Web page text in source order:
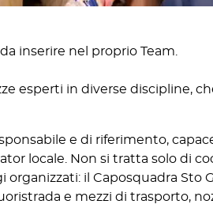
inserire nel proprio Team.
esperti in diverse discipline,
e di riferimento,
locale. Non si tratta solo di
il Caposquadra Sto
e mezzi di trasporto,